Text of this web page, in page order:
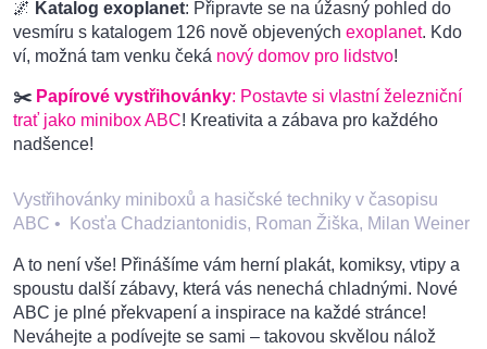
🌌 Katalog exoplanet: Připravte se na úžasný pohled do
vesmíru s katalogem 126 nově objevených exoplanet. Kdo
ví, možná tam venku čeká nový domov pro lidstvo!
✂️ Papírové vystřihovánky: Postavte si vlastní železniční
trať jako minibox ABC! Kreativita a zábava pro každého
nadšence!
Vystřihovánky miniboxů a hasičské techniky v časopisu
ABC • Kosťa Chadziantonidis, Roman Žiška, Milan Weiner
A to není vše! Přinášíme vám herní plakát, komiksy, vtipy a
spoustu další zábavy, která vás nenechá chladnými. Nové
ABC je plné překvapení a inspirace na každé stránce!
Neváhejte a podívejte se sami – takovou skvělou nálož